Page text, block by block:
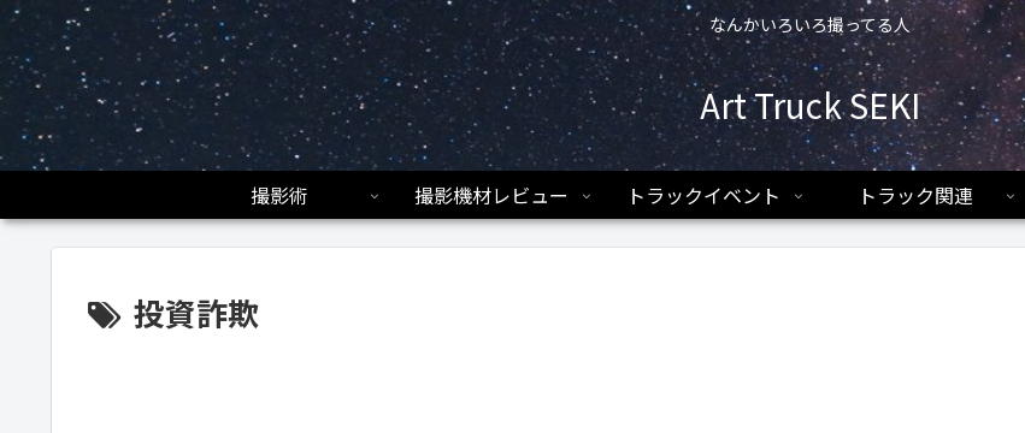
なんかいろいろ撮ってる人
Art Truck SEKI
撮影術 撮影機材レビュー トラックイベント トラック関連
投資詐欺